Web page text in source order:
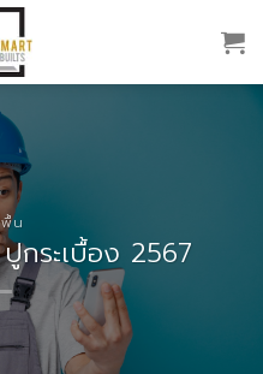
น
กระเบื้อง 2567